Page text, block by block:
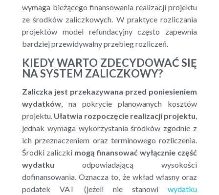
wymaga bieżącego finansowania realizacji projektu
ze środków zaliczkowych. W praktyce rozliczania
projektów model refundacyjny często zapewnia
bardziej przewidywalny przebieg rozliczeń.
KIEDY WARTO ZDECYDOWAĆ SIĘ
NA SYSTEM ZALICZKOWY?
Zaliczka jest przekazywana przed poniesieniem
wydatków, na pokrycie planowanych kosztów
projektu. Ułatwia rozpoczęcie realizacji projektu,
jednak wymaga wykorzystania środków zgodnie z
ich przeznaczeniem oraz terminowego rozliczenia.
Środki zaliczki mogą finansować wyłącznie część
wydatku odpowiadającą wysokości
dofinansowania. Oznacza to, że wkład własny oraz
podatek VAT (jeżeli nie stanowi wydatku